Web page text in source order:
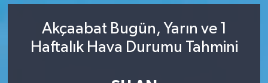
Akçaabat Bugün, Yarın ve 1
Haftalık Hava Durumu Tahmini
Trafik Durumu
Süper Lig Puan Durumu ve Fikstür